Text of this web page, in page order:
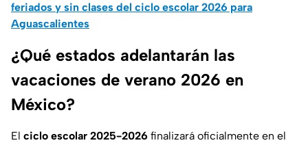
feriados y sin clases del ciclo escolar 2026 para
Aguascalientes
¿Qué estados adelantarán las
vacaciones de verano 2026 en
México?
El ciclo escolar 2025-2026 finalizará oficialmente en el